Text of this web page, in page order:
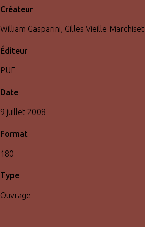
Créateur
William Gasparini, Gilles Vieille Marchiset
Éditeur
PUF
Date
9 juillet 2008
Format
180
Type
Ouvrage